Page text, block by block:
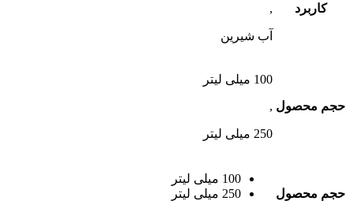
کاربرد
,
آب شیرین
حجم محصول
100 میلی لیتر
,
250 میلی لیتر
حجم محصول
100 میلی لیتر
250 میلی لیتر